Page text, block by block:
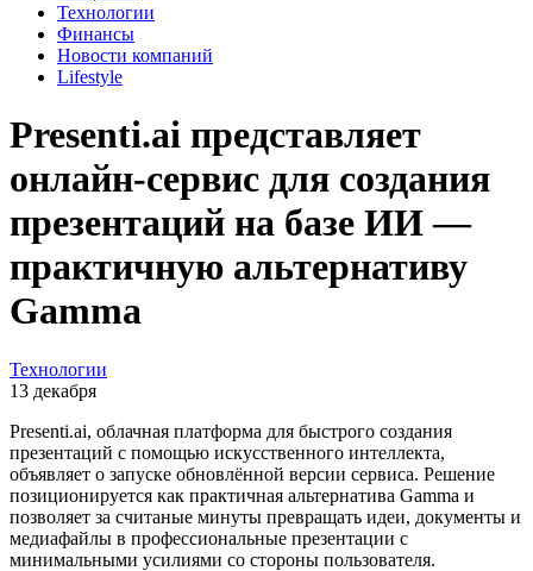
Технологии
Финансы
Новости компаний
Lifestyle
Presenti.ai представляет
онлайн-сервис для создания
презентаций на базе ИИ —
практичную альтернативу
Gamma
Технологии
13 декабря
Presenti.ai, облачная платформа для быстрого создания
презентаций с помощью искусственного интеллекта,
объявляет о запуске обновлённой версии сервиса. Решение
позиционируется как практичная альтернатива Gamma и
позволяет за считаные минуты превращать идеи, документы и
медиафайлы в профессиональные презентации с
минимальными усилиями со стороны пользователя.